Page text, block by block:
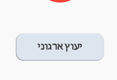
יעוץ ארגוני